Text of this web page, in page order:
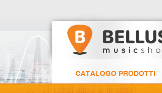
CATALOGO PRODOTTI